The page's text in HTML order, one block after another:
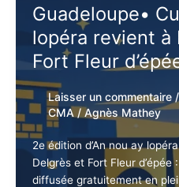
Guy
Losbar
de
mentir
sur
la
crise
au
Conseil
départemental
Guadeloupe•
ay lopéra
Delgrès et Fort
Laisser un commentaire /
Une CMA/Agnès
2e édition d’An nou ay
Delgrès et Fort Fleur
diffusée gratuitement en